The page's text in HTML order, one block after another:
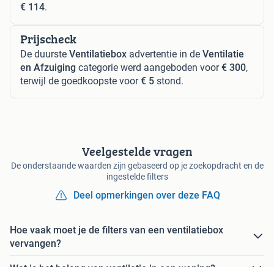
€ 114.
Prijscheck
De duurste Ventilatiebox advertentie in de Ventilatie
en Afzuiging categorie werd aangeboden voor€ 300,
terwijl de goedkoopste voor€ 5 stond.
Veelgestelde vragen
De onderstaande waarden zijn gebaseerd op je zoekopdracht en de
ingestelde filters
Deel opmerkingen over deze FAQ
Hoe vaak moet je de filters van een ventilatiebox
vervangen?